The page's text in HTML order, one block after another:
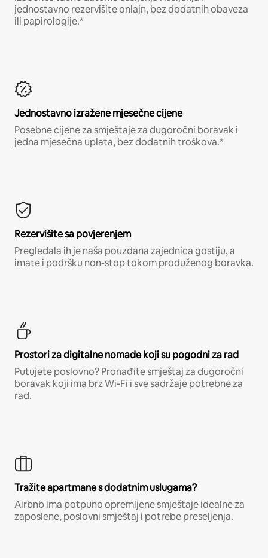
jednostavno rezervišite onlajn, bez dodatnih obaveza
ili papirologije.*
Jednostavno izražene mjesečne cijene
Posebne cijene za smještaje za dugoročni boravak i
jedna mjesečna uplata, bez dodatnih troškova.*
Rezervišite sa povjerenjem
Pregledala ih je naša pouzdana zajednica gostiju, a
imate i podršku non-stop tokom produženog boravka.
Prostori za digitalne nomade koji su pogodni za rad
Putujete poslovno? Pronađite smještaj za dugoročni
boravak koji ima brz Wi-Fi i sve sadržaje potrebne za
rad.
Tražite apartmane s dodatnim uslugama?
Airbnb ima potpuno opremljene smještaje idealne za
zaposlene, poslovni smještaj i potrebe preseljenja.